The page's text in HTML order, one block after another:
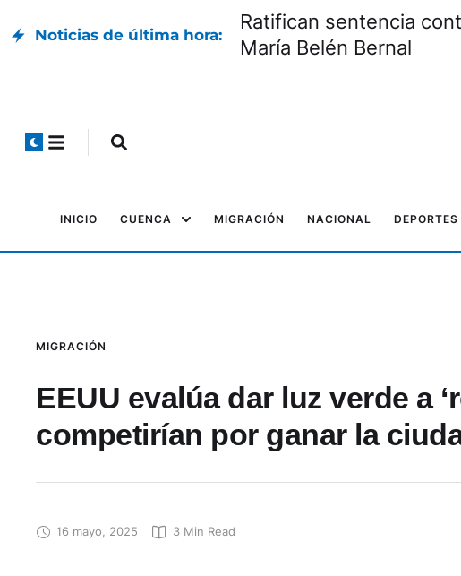
Noticias de última hora:
Ratifican sentencia
María Belén Bernal
INICIO CUENCA MIGRACIÓN NACIONAL DEPORTES
MIGRACIÓN
EEUU evalúa dar luz verde a
competirían por ganar la
16 mayo, 2025 3 Min Read